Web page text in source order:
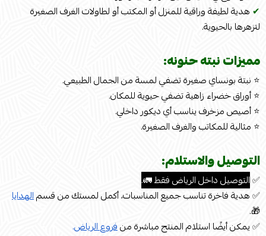
✔ هدية لطيفة وراقية للمنزل أو المكتب أو لطاولات الغرف الصغيرة
لتزهرها بالحيوية.
مميزات نبته حنونه:
⭐ نبتة بونساي صغيرة تضفي لمسة من الجمال الطبيعي.
⭐ أوراق خضراء زاهية تضفي حيوية للمكان.
⭐ أصيص مزخرف يناسب أي ديكور داخلي.
⭐ مثالية للمكاتب والغرف الصغيرة.
التوصيل والاستلام:
✅التوصيل داخل الرياض فقط 🚛.
✅ هدية فاخرة تناسب جميع المناسبات، أكمل لمستك من قسمالهدايا
🎁.
✅ يمكن أيضًا استلام المنتج مباشرة منفروع الرياض.